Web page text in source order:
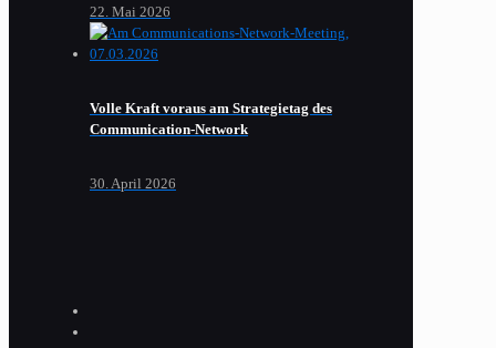
22. Mai 2026
Volle Kraft voraus am Strategietag des
Communication-Network
30. April 2026